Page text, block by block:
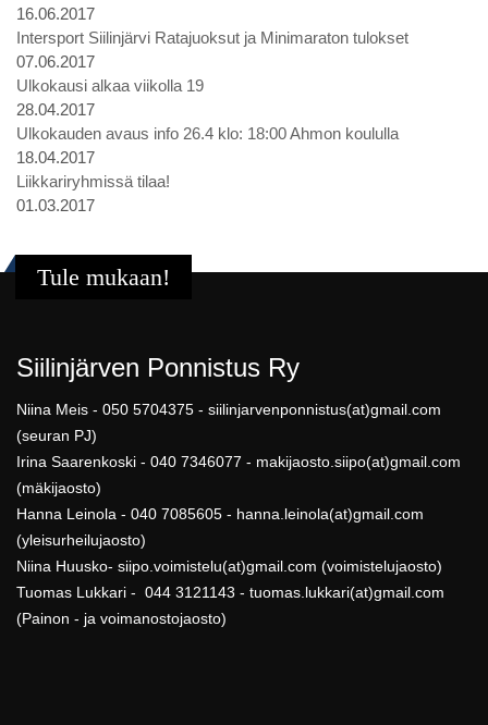
16.06.2017
Intersport Siilinjärvi Ratajuoksut ja Minimaraton tulokset
07.06.2017
Ulkokausi alkaa viikolla 19
28.04.2017
Ulkokauden avaus info 26.4 klo: 18:00 Ahmon koululla
18.04.2017
Liikkariryhmissä tilaa!
01.03.2017
Tule mukaan!
Siilinjärven Ponnistus Ry
Niina Meis - 050 5704375 - siilinjarvenponnistus(at)gmail.com
(seuran PJ)
Irina Saarenkoski - 040 7346077 - makijaosto.siipo(at)gmail.com
(mäkijaosto)
Hanna Leinola - 040 7085605 - hanna.leinola(at)gmail.com
(yleisurheilujaosto)
Niina Huusko- siipo.voimistelu(at)gmail.com (voimistelujaosto)
Tuomas Lukkari - 044 3121143 - tuomas.lukkari(at)gmail.com
(Painon - ja voimanostojaosto)